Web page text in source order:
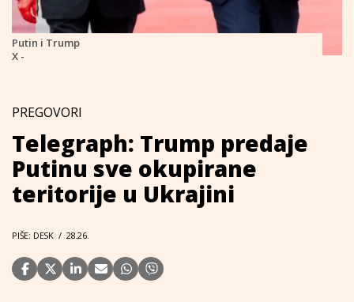
Putin i Trump
X -
PREGOVORI
Telegraph: Trump predaje
Putinu sve okupirane
teritorije u Ukrajini
PIŠE: DESK / 28.26.